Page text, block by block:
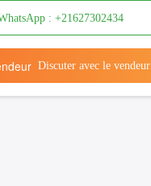
: +21627302434
Discuter avec le vendeur